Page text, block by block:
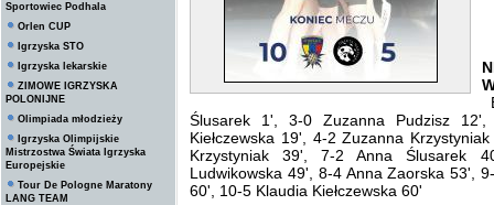
Sportowiec Podhala
Orlen CUP
Igrzyska STO
Igrzyska lekarskie
ZIMOWE IGRZYSKA
POLONIJNE
Olimpiada młodzieży
Igrzyska Olimpijskie
Mistrzostwa Świata Igrzyska
Europejskie
Tour De Pologne Maratony
LANG TEAM
Ślusarek 1', 3-0 Zuzanna Pudzisz 12',
Kiełczewska 19', 4-2 Zuzanna
Krzystyniak 39', 7-2 Anna Ślusarek
Ludwikowska 49', 8-4 Anna Zaorska 53',
60', 10-5 Klaudia Kiełczewska 60'